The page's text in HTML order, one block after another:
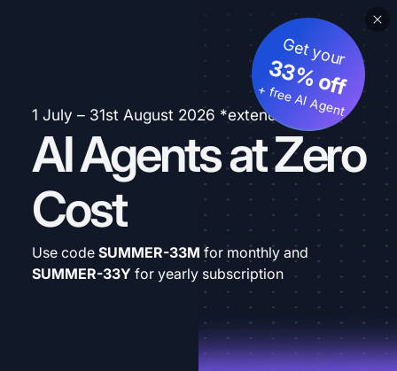
1 July – 31st August 2026 *extended
AI Agents at Zero
Cost
Get your
33% off
+ free AI Agent
Use code SUMMER-33M for monthly and
SUMMER-33Y for yearly subscription